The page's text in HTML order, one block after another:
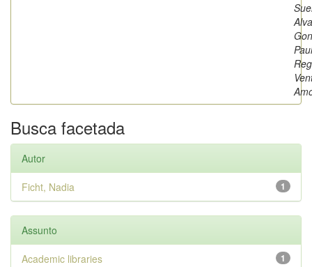
Busca facetada
Autor
1
Ficht, Nadia
Assunto
1
Academic libraries